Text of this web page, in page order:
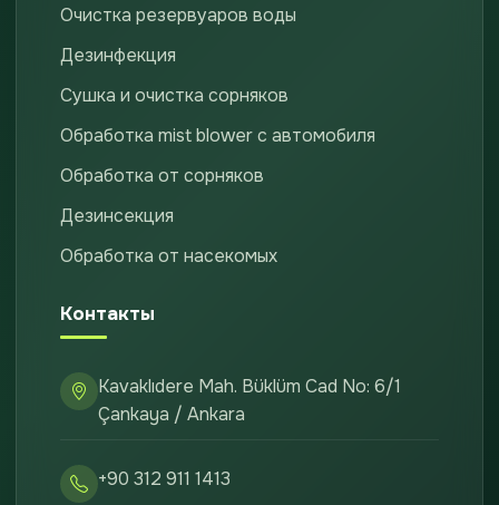
Очистка резервуаров воды
Дезинфекция
Сушка и очистка сорняков
Обработка mist blower с автомобиля
Обработка от сорняков
Дезинсекция
Обработка от насекомых
Контакты
Kavaklıdere Mah. Büklüm Cad No: 6/1
Çankaya / Ankara
+90 312 911 1413